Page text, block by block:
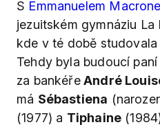
S Emmanuelem
jezuitském gymnáziu
kde v té době studovala
Tehdy byla budoucí
za bankéřeAndré
má Sébastiena
(1977) a Tiphaine